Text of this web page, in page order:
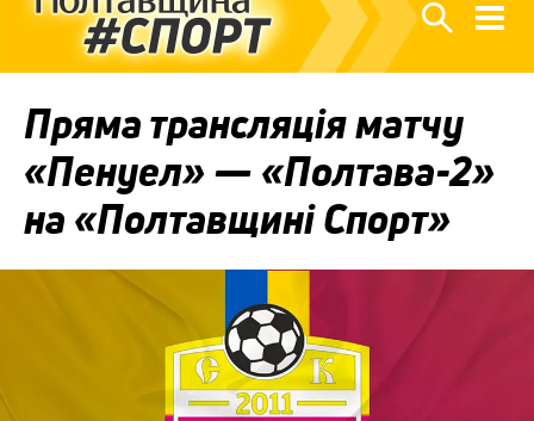
Пряма трансляція матчу
«Пенуел» — «Полтава-2»
на «Полтавщині Спорт»